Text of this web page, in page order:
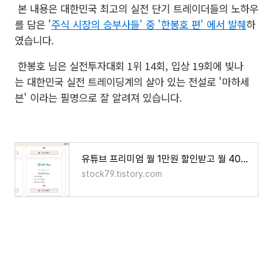
본 내용은 대한민국 최고의 실전 단기 트레이더들의 노하우
를 담은 '주식 시장의 승부사들' 중 '한봉호 편' 에서 발췌하
였습니다.
한봉호 님은 실전투자대회 1위 14회, 입상 19회에 빛나
는 대한민국 실전 트레이딩계의 살아 있는 전설로 '마하세
븐' 이라는 필명으로 잘 알려져 있습니다.
유튜브 프리미엄 월 1만원 할인받고 월 4000원에 이용하는 방법
stock79.tistory.com